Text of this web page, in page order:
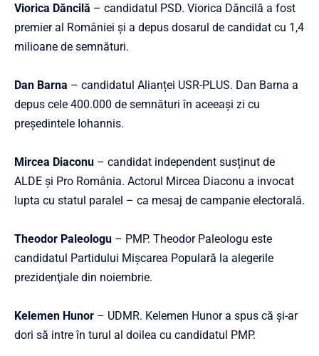
Viorica Dăncilă – candidatul PSD. Viorica Dăncilă a fost
premier al României și a depus dosarul de candidat cu 1,4
milioane de semnături.
Dan Barna – candidatul Alianței USR-PLUS. Dan Barna a
depus cele 400.000 de semnături în aceeași zi cu
președintele Iohannis.
Mircea Diaconu – candidat independent susținut de
ALDE și Pro România. Actorul Mircea Diaconu a invocat
lupta cu statul paralel – ca mesaj de campanie electorală.
Theodor Paleologu – PMP. Theodor Paleologu este
candidatul Partidului Mişcarea Populară la alegerile
prezidenţiale din noiembrie.
Kelemen Hunor – UDMR. Kelemen Hunor a spus că și-ar
dori să intre în turul al doilea cu candidatul PMP.